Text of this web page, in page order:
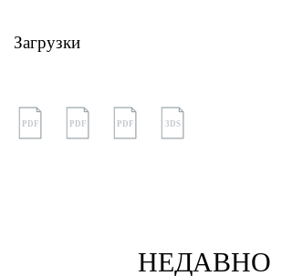
Загрузки
PDF PDF PDF 3DS
НЕДАВНО